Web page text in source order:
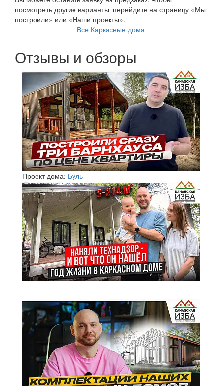
посмотреть другие варианты, перейдите на страницу «Мы
построили» или «Наши проекты».
Все Каркасные дома
Отзывы и обзоры
Проект дома: Буль